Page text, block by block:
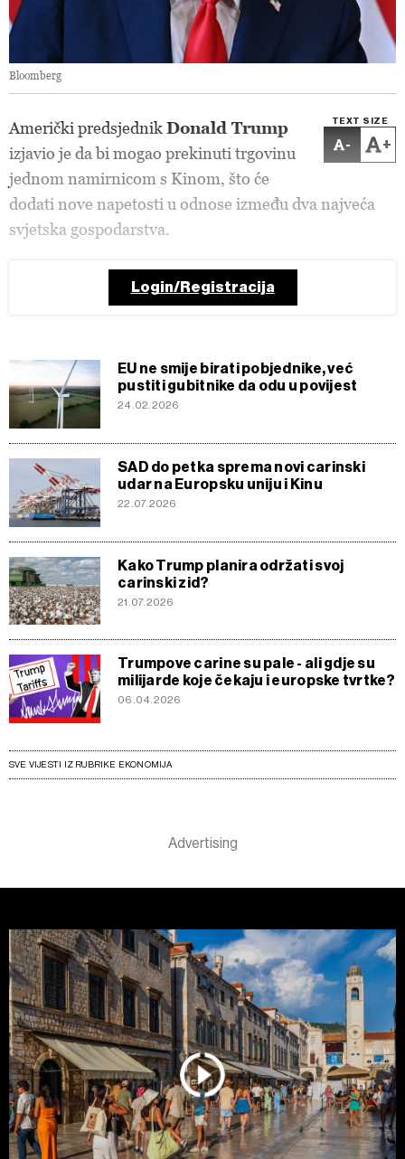
Bloomberg
TEXT SIZE
- +
Američki predsjednikDonald Trump
izjavio je da bi mogao prekinuti trgovinu
jednom namirnicom s Kinom, što će
dodati nove napetosti u odnose između dva najveća
svjetska gospodarstva.
Login/Registracija
EU ne smije birati pobjednike, već
pustiti gubitnike da odu u povijest
24.02.2026
SAD do petka sprema novi carinski
udar na Europsku uniju i Kinu
22.07.2026
Kako Trump planira održati svoj
carinski zid?
21.07.2026
Trumpove carine su pale - ali gdje su
milijarde koje čekaju i europske tvrtke?
06.04.2026
SVE VIJESTI IZ RUBRIKE EKONOMIJA